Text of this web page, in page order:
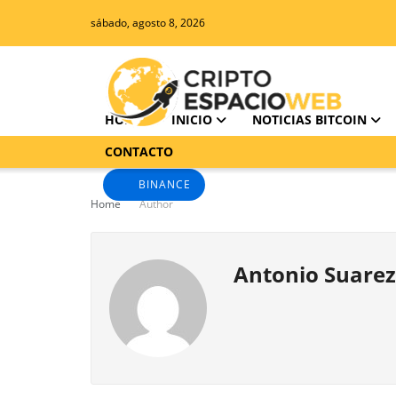
sábado, agosto 8, 2026
HOME INICIO NOTICIAS BITCOIN
CONTACTO
BINANCE
Home Author
Antonio Suarez